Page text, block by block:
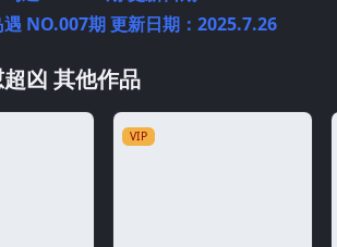
NO.007期 更新日期：2025.7.26
凶 其他作品
VIP